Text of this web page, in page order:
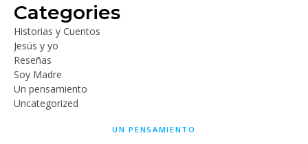
Categories
Historias y Cuentos
Jesús y yo
Reseñas
Soy Madre
Un pensamiento
Uncategorized
UN PENSAMIENTO